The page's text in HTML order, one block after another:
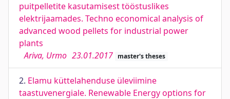
puitpelletite kasutamisest tööstuslikes
elektrijaamades. Techno economical analysis of
advanced wood pellets for industrial power
plants
Ariva, Urmo 23.01.2017 master's theses
2. Elamu küttelahenduse üleviimine
taastuvenergiale. Renewable Energy options for